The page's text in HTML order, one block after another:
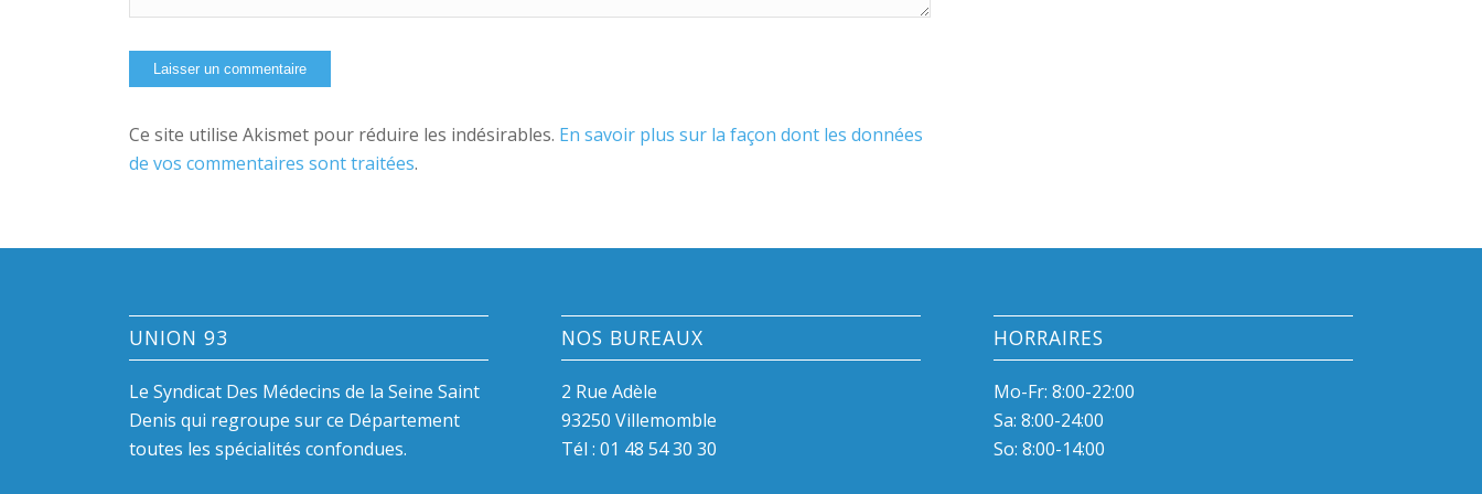
Ce site utilise Akismet pour réduire les indésirables. En savoir plus sur la façon dont les données
de vos commentaires sont traitées.
UNION 93
Le Syndicat Des Médecins de la Seine Saint
Denis qui regroupe sur ce Département
toutes les spécialités confondues.
NOS BUREAUX
2 Rue Adèle
93250 Villemomble
Tél :01 48 54 30 30
HORRAIRES
Mo-Fr: 8:00-22:00
Sa: 8:00-24:00
So: 8:00-14:00